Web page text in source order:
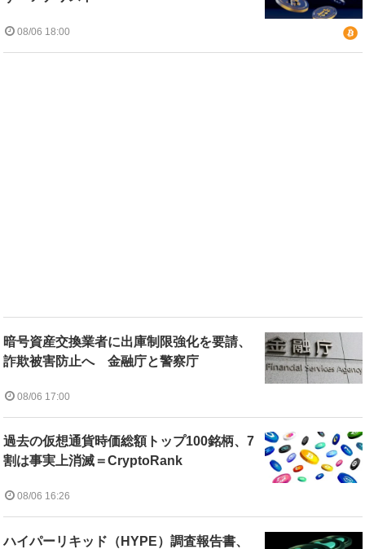
08/06 18:00
暗号資産交換業者に出庫制限強化を要請、
詐欺被害防止へ 金融庁と警察庁
08/06 17:00
過去の仮想通貨時価総額トップ100銘柄、7
割は事実上消滅＝CryptoRank
08/06 16:26
ハイパーリキッド（HYPE）調査報告書、